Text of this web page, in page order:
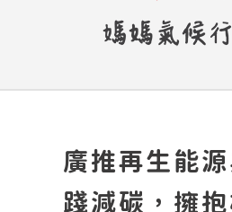
廣推再生能
踐減碳，擁